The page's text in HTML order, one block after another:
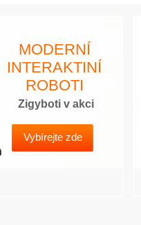
MODERNÍ
INTERAKTINÍ
ROBOTI
Zigyboti v akci
Vybírejte zde